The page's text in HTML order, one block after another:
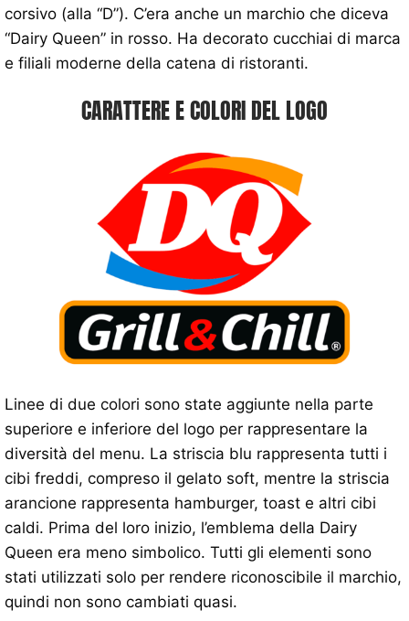
corsivo (alla “D”). C’era anche un marchio che diceva
“Dairy Queen” in rosso. Ha decorato cucchiai di marca
e filiali moderne della catena di ristoranti.
CARATTERE E COLORI DEL LOGO
Linee di due colori sono state aggiunte nella parte
superiore e inferiore del logo per rappresentare la
diversità del menu. La striscia blu rappresenta tutti i
cibi freddi, compreso il gelato soft, mentre la striscia
arancione rappresenta hamburger, toast e altri cibi
caldi. Prima del loro inizio, l’emblema della Dairy
Queen era meno simbolico. Tutti gli elementi sono
stati utilizzati solo per rendere riconoscibile il marchio,
quindi non sono cambiati quasi.